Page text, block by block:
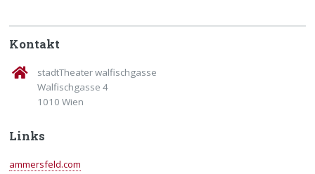
Kontakt
stadtTheater walfischgasse
Walfischgasse 4
1010 Wien
Links
ammersfeld.com